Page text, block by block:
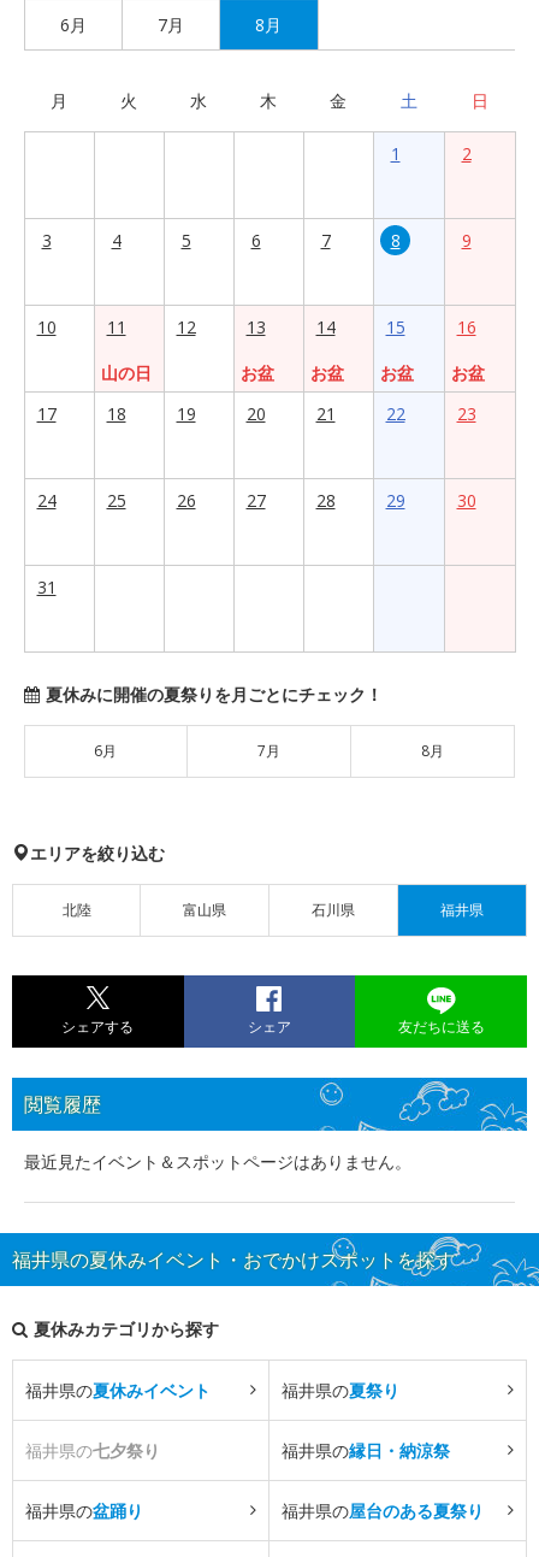
6月 7月 8月
月 火 水 木 金 土 日
1 2
3 4 5 6 7 8 9
10
11
山の日
12
13
お盆
14
お盆
15
お盆
16
お盆
17
18 19 20 21 22 23
24 25 26 27 28 29 30
31
夏休みに開催の夏祭りを月ごとにチェック！
6月 7月 8月
エリアを絞り込む
北陸 富山県 石川県 福井県
シェアする シェア 友だちに送る
閲覧履歴
最近見たイベント＆スポットページはありません。
福井県の夏休みイベント・おでかけスポットを探す
夏休みカテゴリから探す
福井県の夏休みイベント 福井県の夏祭り
福井県の七夕祭り 福井県の縁日・納涼祭
福井県の盆踊り 福井県の屋台のある夏祭り